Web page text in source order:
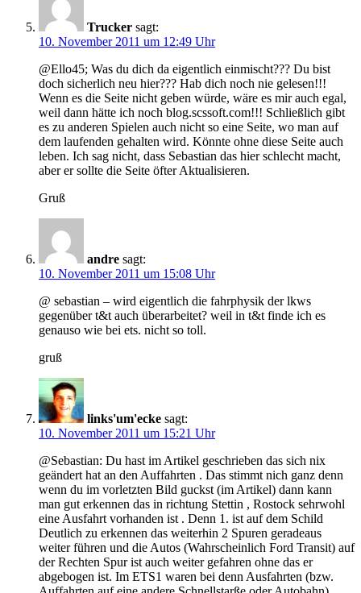
Trucker sagt:
10. November 2011 um 12:49 Uhr
@Ello45; Was du dich da eigentlich einmischt??? Du bist
doch sicherlich neu hier??? Hab dich noch nie gelesen!!!
Wenn es die Seite nicht geben würde, wäre es mir auch egal,
weil dann hätte ich noch blog.scssoft.com!!! Schließlich gibt
es zu anderen Spielen auch nicht so eine Seite, wo man auf
dem laufenden gehalten wird. Könnte ohne diese Seite auch
leben. Ich sag nicht, dass Sebastian das hier schlecht macht,
aber er sollte die Seite öfter Aktualisieren.
Gruß
andre sagt:
10. November 2011 um 15:08 Uhr
@ sebastian – wird eigentlich die fahrphysik der lkws
gegenüber t&t auch überarbeitet? weil in t&t finde ich es
genauso wie bei ets. nicht so toll.
gruß
links'um'ecke sagt:
10. November 2011 um 15:21 Uhr
@Sebastian: Du hast im Artikel geschrieben das sich nix
geändert hat an den Auffahrten . Das stimmt nich ganz denn
wenn du im vorletzten Bild guckst (im Artikel) dann kann
man gut erkennen das in richtung Stettin , Rostock sehrwohl
eine Ausfahrt vorhanden ist . Denn 1. ist auf dem Schild
Deutlich zu erkennen das weiterhin 2 Spuren geradeaus
weiter führen und die Autos (Wahrscheinlich Ford Transit) auf
der Rechten Spur ist auch weiter gefahren ohne das er
abgebogen ist. Im ETS1 waren bei denn Ausfahrten (bzw.